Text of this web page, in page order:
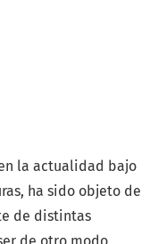
la actualidad bajo
ha sido objeto de
de distintas
de otro modo,